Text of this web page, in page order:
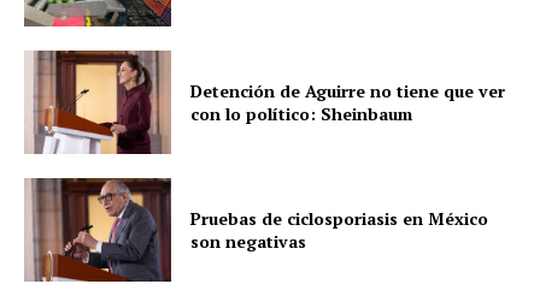
Detención de Aguirre no tiene que ver
con lo político: Sheinbaum
Pruebas de ciclosporiasis en México
son negativas